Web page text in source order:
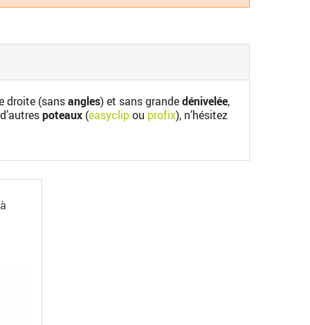
droite (sansangles) et sans grandedénivelée,
poteaux (easyclipou profix), n’hésitez